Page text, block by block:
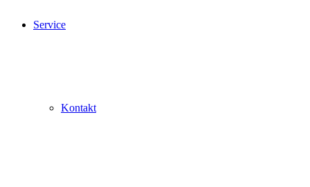
Service
Kontakt